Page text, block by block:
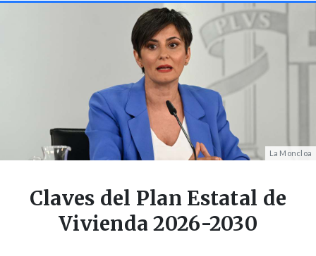
La Moncloa
Claves del Plan Estatal de
Vivienda 2026-2030